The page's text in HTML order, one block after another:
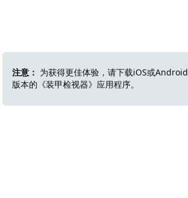
注意： 为获得更佳体验，请下载iOS或Android
版本的《装甲检视器》应用程序。